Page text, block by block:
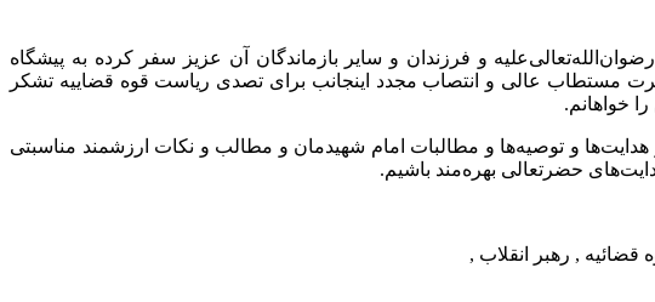
و فرزندان و سایر بازماندگان آن عزیز سفر کرده به پیشگاه
مستطاب عالی و انتصاب مجدد اینجانب برای تصدی ریاست قوه قضاییه تشکر
خواهانم.
و توصیه‌ها و مطالبات امام شهیدمان و مطالب و نکات ارزشمند مناسبتی
حضرتعالی بهره‌مند باشیم.